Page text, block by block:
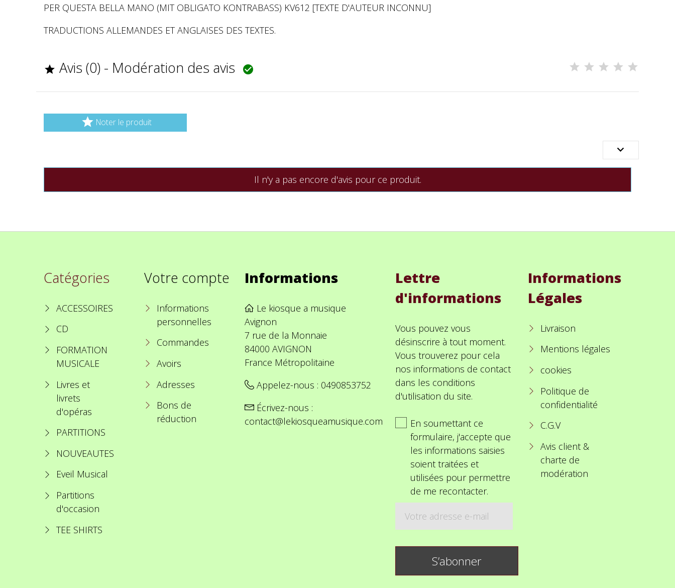
PER QUESTA BELLA MANO (MIT OBLIGATO KONTRABASS) KV612 [TEXTE D'AUTEUR INCONNU]
TRADUCTIONS ALLEMANDES ET ANGLAISES DES TEXTES.
 Avis (0) - Modération des avis 
 Noter le produit

Il n'y a pas encore d'avis pour ce produit.
Catégories
ACCESSOIRES
CD
FORMATION
MUSICALE
Livres et
livrets
d'opéras
PARTITIONS
NOUVEAUTES
Eveil Musical
Partitions
d'occasion
TEE SHIRTS
Votre compte
Informations
personnelles
Commandes
Avoirs
Adresses
Bons de
réduction
Informations
Le kiosque a musique
Avignon
7 rue de la Monnaie
84000 AVIGNON
France Métropolitaine
Appelez-nous : 0490853752
Écrivez-nous :
contact@lekiosqueamusique.com
Lettre
d'informations
Vous pouvez vous
désinscrire à tout moment.
Vous trouverez pour cela
nos informations de contact
dans les conditions
d'utilisation du site.
En soumettant ce
formulaire, j'accepte que
les informations saisies
soient traitées et
utilisées pour permettre
de me recontacter.
Informations
Légales
Livraison
Mentions légales
cookies
Politique de
confidentialité
C.G.V
Avis client &
charte de
modération